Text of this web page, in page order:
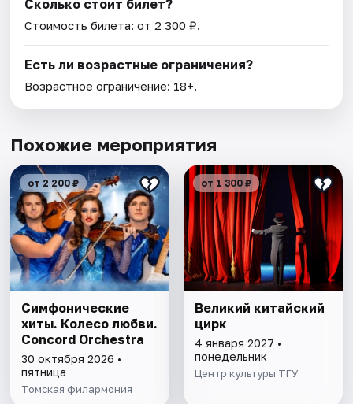
Сколько стоит билет?
Стоимость билета: от 2 300 ₽.
Есть ли возрастные ограничения?
Возрастное ограничение: 18+.
Похожие мероприятия
от 2 200 ₽
Симфонические
хиты. Колесо любви.
Concord Orchestra
30 октября 2026 •
пятница
Томская филармония
от 1 300 ₽
Великий китайский
цирк
4 января 2027 •
понедельник
Центр культуры ТГУ